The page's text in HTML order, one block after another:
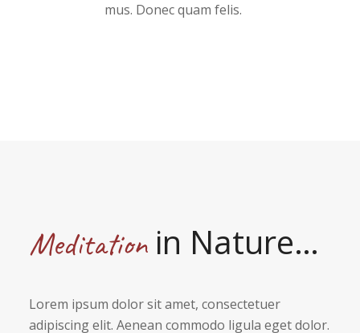
mus. Donec quam felis.
Meditationin Nature…
Lorem ipsum dolor sit amet, consectetuer
adipiscing elit. Aenean commodo ligula eget dolor.